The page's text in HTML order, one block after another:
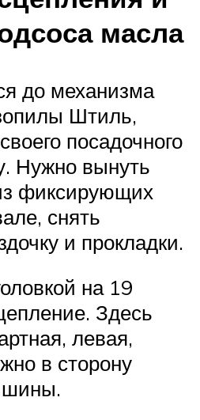
масла
до механизма
Штиль,
посадочного
Нужно вынуть
фиксирующих
снять
и прокладки.
на 19
Здесь
левая,
в сторону